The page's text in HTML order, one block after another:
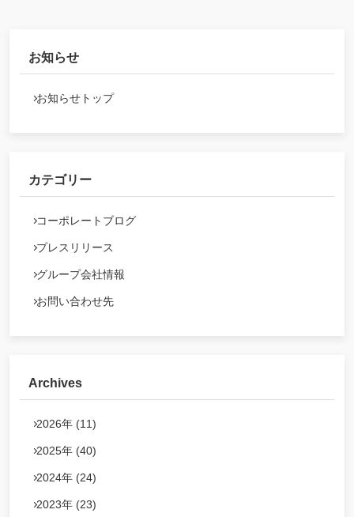
お知らせ
お知らせトップ
カテゴリー
コーポレートブログ
プレスリリース
グループ会社情報
お問い合わせ先
Archives
2026年 (11)
2025年 (40)
2024年 (24)
2023年 (23)